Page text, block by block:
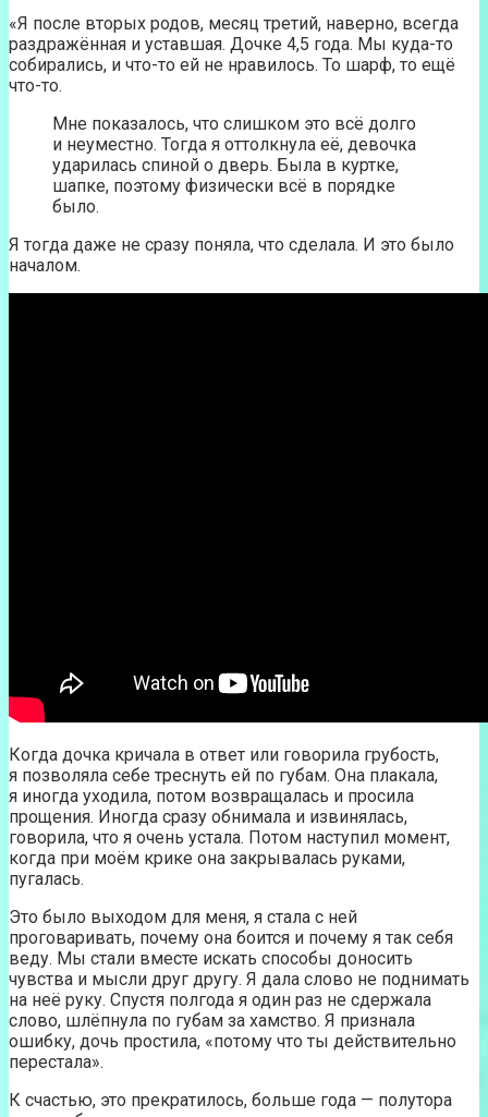
«Я после вторых родов, месяц третий, наверно, всегда
раздражённая и уставшая. Дочке 4,5 года. Мы куда-то
собирались, и что-то ей не нравилось. То шарф, то ещё
что-то.
Мне показалось, что слишком это всё долго
и неуместно. Тогда я оттолкнула её, девочка
ударилась спиной о дверь. Была в куртке,
шапке, поэтому физически всё в порядке
было.
Я тогда даже не сразу поняла, что сделала. И это было
началом.
Когда дочка кричала в ответ или говорила грубость,
я позволяла себе треснуть ей по губам. Она плакала,
я иногда уходила, потом возвращалась и просила
прощения. Иногда сразу обнимала и извинялась,
говорила, что я очень устала. Потом наступил момент,
когда при моём крике она закрывалась руками,
пугалась.
Это было выходом для меня, я стала с ней
проговаривать, почему она боится и почему я так себя
веду. Мы стали вместе искать способы доносить
чувства и мысли друг другу. Я дала слово не поднимать
на неё руку. Спустя полгода я один раз не сдержала
слово, шлёпнула по губам за хамство. Я признала
ошибку, дочь простила, «потому что ты действительно
перестала».
К счастью, это прекратилось, больше года — полутора